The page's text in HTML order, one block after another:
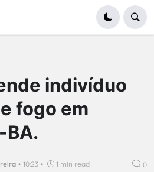
indivíduo
fogo em
BA.
• 10:23 • 1 min read 0